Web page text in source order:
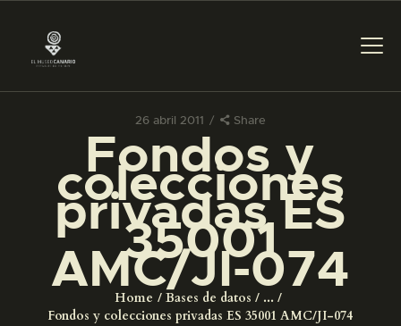
26 abril 2011 Share
Fondos y
colecciones
privadas ES
35001
AMC/JI-074
Home Bases de datos
...
Fondos y colecciones privadas ES 35001 AMC/JI-074
PREPARAR LA VISITA
ACTIVIDADES
█
EL MUSEO